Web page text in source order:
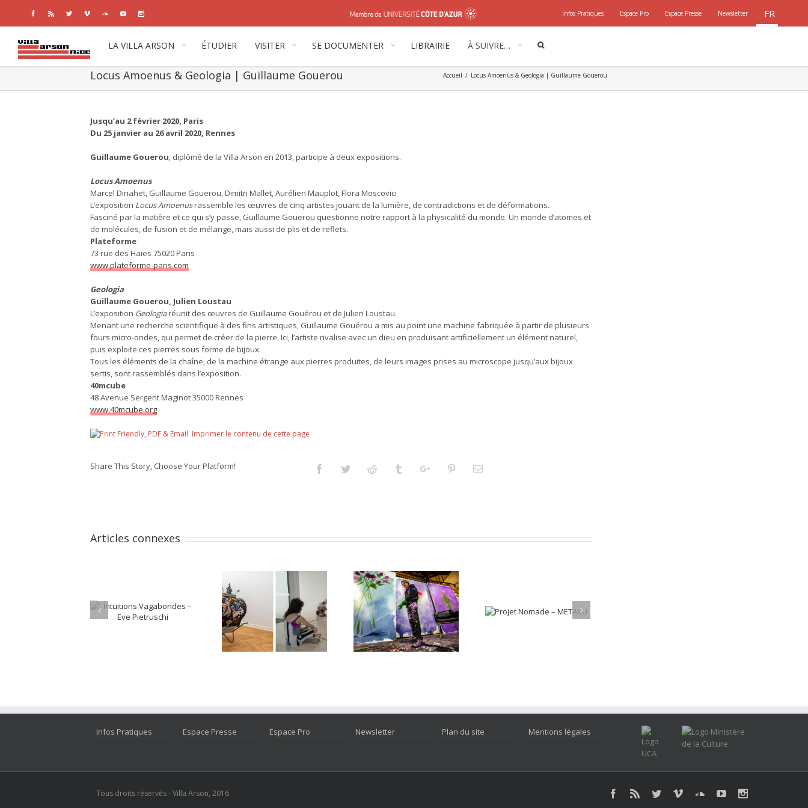
FacebookRss Twitter Vimeo SoundcloudYoutube Infos Pratiques Espace Pro Espace Presse Newsletter FR
LA VILLA ARSON ÉTUDIER VISITER SE DOCUMENTER LIBRAIRIE À SUIVRE…
Locus Amoenus & Geologia | Guillaume Gouerou Accueil / Locus Amoenus & Geologia | Guillaume Gouerou
Larger
Image
Jusqu’au 2 février 2020, Paris
Du 25 janvier au 26 avril 2020, Rennes
Guillaume Gouerou, diplômé de la Villa Arson en 2013, participe à deux expositions.
Locus Amoenus
Marcel Dinahet, Guillaume Gouerou, Dimitri Mallet, Aurélien Mauplot, Flora Moscovici
L’exposition Locus Amoenusrassemble les œuvres de cinq artistes jouant de la lumière, de contradictions et de déformations.
Fasciné par la matière et ce qui s’y passe, Guillaume Gouerou questionne notre rapport à la physicalité du monde. Un monde d’atomes et
de molécules, de fusion et de mélange, mais aussi de plis et de reflets.
Plateforme
73 rue des Haies 75020 Paris
www.plateforme-paris.com
Geologia
Guillaume Gouerou, Julien Loustau
L’exposition Geologiaréunit des œuvres de Guillaume Gouérou et de Julien Loustau.
Menant une recherche scientifique à des fins artistiques, Guillaume Gouérou a mis au point une machine fabriquée à partir de plusieurs
fours micro-ondes, qui permet de créer de la pierre. Ici, l’artiste rivalise avec un dieu en produisant artificiellement un élément naturel,
puis exploite ces pierres sous forme de bijoux.
Tous les éléments de la chaîne, de la machine étrange aux pierres produites, de leurs images prises au microscope jusqu’aux bijoux
sertis, sont rassemblés dans l’exposition.
40mcube
48 Avenue Sergent Maginot 35000 Rennes
www.40mcube.org
Imprimer le contenu de cette page
Share This Story, Choose Your Platform! FacebookTwitterReddit TumblrGoogleplusPinterestEmail
Articles connexes
Infos Pratiques Espace Presse Espace Pro Newsletter Plan du site Mentions légales
Tous droits réservés - Villa Arson, 2016 Facebook
Rss TwitterVimeoSoundcloud
Youtube